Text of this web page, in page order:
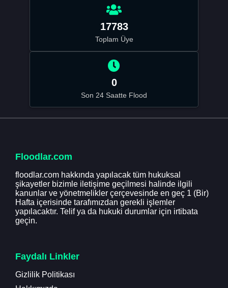
17783
Toplam Üye
0
Son 24 Saatte Flood
Floodlar.com
floodlar.com hakkında yapılacak tüm hukuksal
şikayetler bizimle iletişime geçilmesi halinde ilgili
kanunlar ve yönetmelikler çerçevesinde en geç 1 (Bir)
Hafta içerisinde tarafımızdan gerekli işlemler
yapılacaktır. Telif ya da hukuki durumlar için irtibata
geçin.
Faydalı Linkler
Gizlilik Politikası